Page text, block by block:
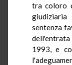
tra coloro
sentenza
1993, e